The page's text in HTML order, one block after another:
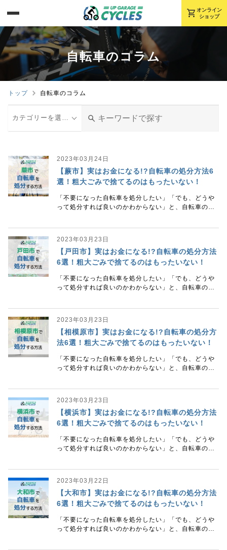
shopping_cart オンライン
ショップ
自転車のコラム
トップ 自転車のコラム
カテゴリーを選択してください
2023年03月24日
【蕨市】実はお金になる!?自転車の処分方法6
選！粗大ごみで捨てるのはもったいない！
「不要になった自転車を処分したい」「でも、どうや
って処分すれば良いのかわからない」と、自転車の処
2023年03月23日
【戸田市】実はお金になる!?自転車の処分方法
6選！粗大ごみで捨てるのはもったいない！
「不要になった自転車を処分したい」「でも、どうや
って処分すれば良いのかわからない」と、自転車の処
2023年03月23日
【相模原市】実はお金になる!?自転車の処分方
法6選！粗大ごみで捨てるのはもったいない！
「不要になった自転車を処分したい」「でも、どうや
って処分すれば良いのかわからない」と、自転車の処
2023年03月23日
【横浜市】実はお金になる!?自転車の処分方法
6選！粗大ごみで捨てるのはもったいない！
「不要になった自転車を処分したい」「でも、どうや
って処分すれば良いのかわからない」と、自転車の処
2023年03月22日
【大和市】実はお金になる!?自転車の処分方法
6選！粗大ごみで捨てるのはもったいない！
「不要になった自転車を処分したい」「でも、どうや
って処分すれば良いのかわからない」と、自転車の処